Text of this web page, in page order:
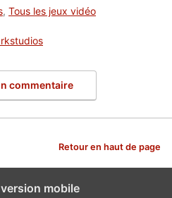
, Tous les jeux vidéo
commentaire
Retour en haut de page
mobile